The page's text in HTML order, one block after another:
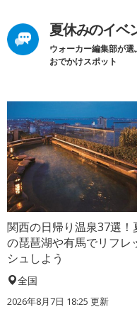
夏休みのイベ
ウォーカー編集部が
おでかけスポット
関西の日帰り温泉37選！
の琵琶湖や有馬でリフレ
シュしよう
全国
2026年8月7日 18:25 更新